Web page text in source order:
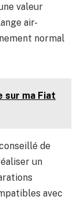
valeur
air-
normal
sur ma Fiat
de
un
avec